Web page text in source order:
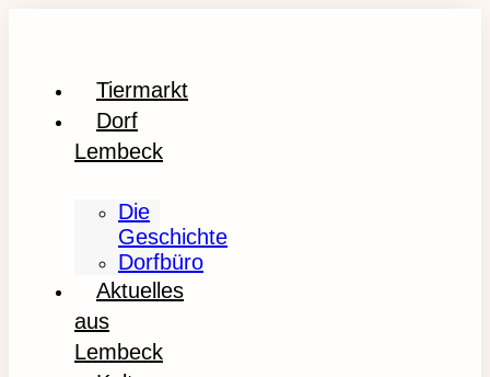
Tiermarkt
Dorf
Lembeck
Die
Geschichte
Dorfbüro
Aktuelles
aus
Lembeck